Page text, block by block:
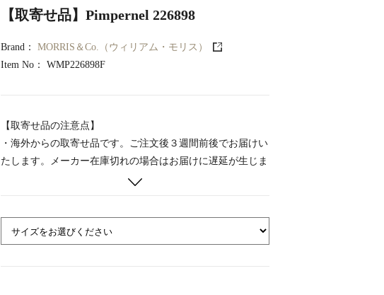
【取寄せ品】Pimpernel 226898
Brand： MORRIS＆Co.（ウィリアム・モリス）
Item No： WMP226898F
【取寄せ品の注意点】
・海外からの取寄せ品です。ご注文後３週間前後でお届けい
たします。メーカー在庫切れの場合はお届けに遅延が生じま
・取寄せ品と在庫品を同時注文された場合、取寄せ品の入荷